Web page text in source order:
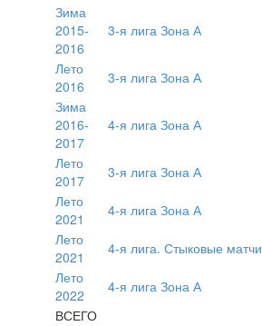
Зима
2015-
2016
3-я лига Зона А
Лето
2016
3-я лига Зона А
Зима
2016-
2017
4-я лига Зона А
Лето
2017
3-я лига Зона А
Лето
2021
4-я лига Зона А
Лето
2021
4-я лига. Стыковые матчи
Лето
2022
4-я лига Зона А
ВСЕГО